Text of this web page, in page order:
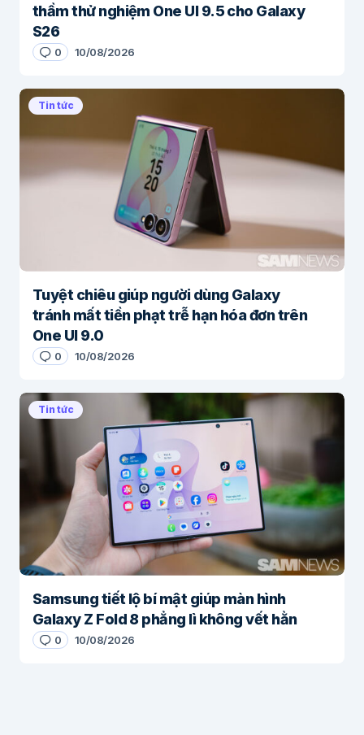
thầm thử nghiệm One UI 9.5 cho Galaxy
S26
0 10/08/2026
Tin tức
Tuyệt chiêu giúp người dùng Galaxy
tránh mất tiền phạt trễ hạn hóa đơn trên
One UI 9.0
0 10/08/2026
Tin tức
Samsung tiết lộ bí mật giúp màn hình
Galaxy Z Fold 8 phẳng lì không vết hằn
0 10/08/2026